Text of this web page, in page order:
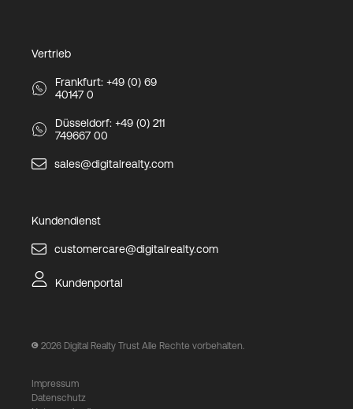
Vertrieb
Frankfurt: +49 (0) 69
40147 0
Düsseldorf: +49 (0) 211
749667 00
sales@digitalrealty.com
Kundendienst
customercare@digitalrealty.com
Kundenportal
2026 Digital Realty Trust Alle Rechte vorbehalten.
Impressum
Datenschutz